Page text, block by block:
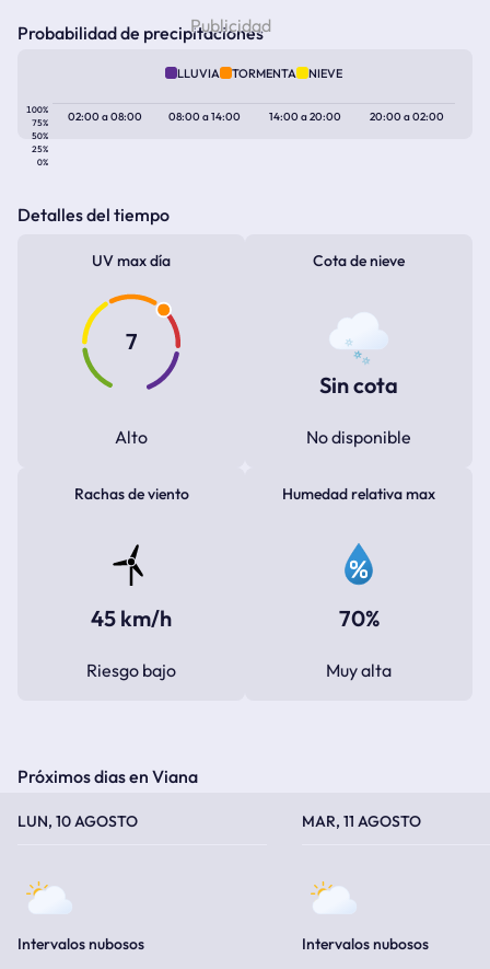
Probabilidad de precipitaciones
LLUVIA TORMENTA NIEVE
100%
75%
50%
25%
0%
02:00a08:00 08:00a14:00 14:00a20:00 20:00a02:00
Detalles del tiempo
UV max día
7
Alto
Cota de nieve
Sin cota
No disponible
Rachas de viento
45 km/h
Riesgo bajo
Humedad relativa max
70%
Muy alta
Próximos dias en Viana
LUN, 10 AGOSTO
Intervalos nubosos
MAR, 11 AGOSTO
Intervalos nubosos